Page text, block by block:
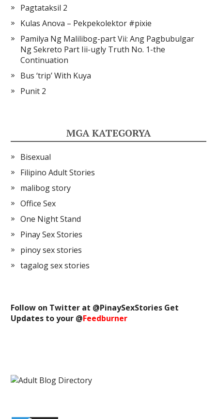
Pagtataksil 2
Kulas Anova – Pekpekolektor #pixie
Pamilya Ng Malilibog-part Vii: Ang Pagbubulgar
Ng Sekreto Part Iii-ugly Truth No. 1-the
Continuation
Bus ‘trip’ With Kuya
Punit 2
MGA KATEGORYA
Bisexual
Filipino Adult Stories
malibog story
Office Sex
One Night Stand
Pinay Sex Stories
pinoy sex stories
tagalog sex stories
Follow on Twitter at @PinaySexStories Get
Updates to your @Feedburner